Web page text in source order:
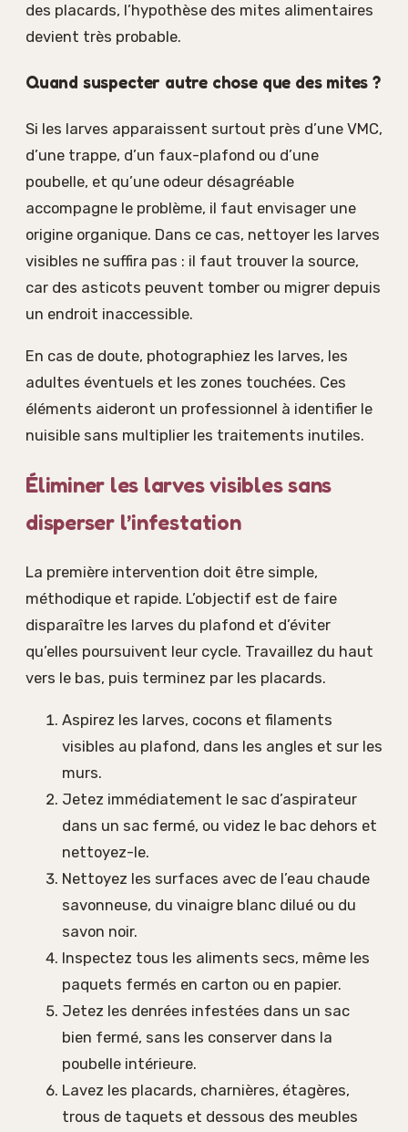
des placards, l’hypothèse des mites alimentaires
devient très probable.
Quand suspecter autre chose que des mites ?
Si les larves apparaissent surtout près d’une VMC,
d’une trappe, d’un faux-plafond ou d’une
poubelle, et qu’une odeur désagréable
accompagne le problème, il faut envisager une
origine organique. Dans ce cas, nettoyer les larves
visibles ne suffira pas : il faut trouver la source,
car des asticots peuvent tomber ou migrer depuis
un endroit inaccessible.
En cas de doute, photographiez les larves, les
adultes éventuels et les zones touchées. Ces
éléments aideront un professionnel à identifier le
nuisible sans multiplier les traitements inutiles.
Éliminer les larves visibles sans
disperser l’infestation
La première intervention doit être simple,
méthodique et rapide. L’objectif est de faire
disparaître les larves du plafond et d’éviter
qu’elles poursuivent leur cycle. Travaillez du haut
vers le bas, puis terminez par les placards.
Aspirez les larves, cocons et filaments
visibles au plafond, dans les angles et sur les
murs.
Jetez immédiatement le sac d’aspirateur
dans un sac fermé, ou videz le bac dehors et
nettoyez-le.
Nettoyez les surfaces avec de l’eau chaude
savonneuse, du vinaigre blanc dilué ou du
savon noir.
Inspectez tous les aliments secs, même les
paquets fermés en carton ou en papier.
Jetez les denrées infestées dans un sac
bien fermé, sans les conserver dans la
poubelle intérieure.
Lavez les placards, charnières, étagères,
trous de taquets et dessous des meubles